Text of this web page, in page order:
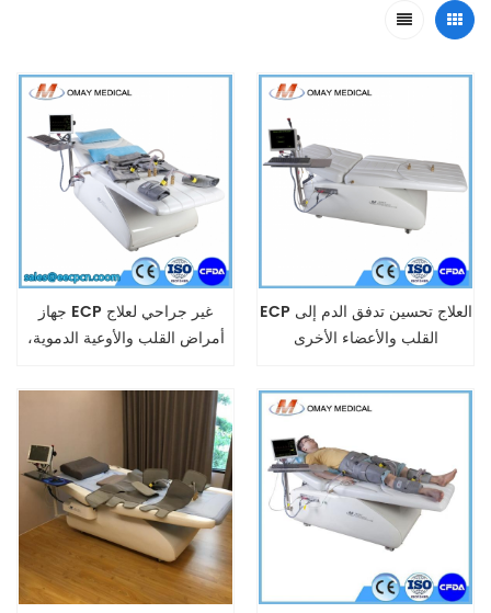
جهاز ECP غير جراحي لعلاج
أمراض القلب والأوعية الدموية،
الأمريكية.
ECP العلاج تحسين تدفق الدم إلى
القلب والأعضاء الأخرى